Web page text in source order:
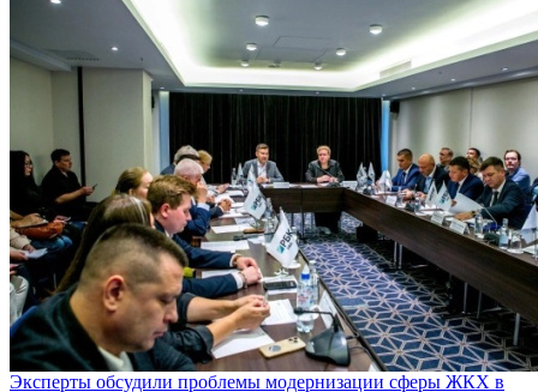
Эксперты обсудили проблемы модернизации сферы ЖКХ в